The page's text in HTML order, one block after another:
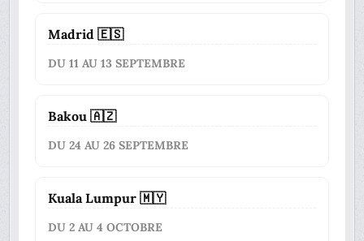
Madrid 🇪🇸
DU 11 AU 13 SEPTEMBRE
Bakou 🇦🇿
DU 24 AU 26 SEPTEMBRE
Kuala Lumpur 🇲🇾
DU 2 AU 4 OCTOBRE